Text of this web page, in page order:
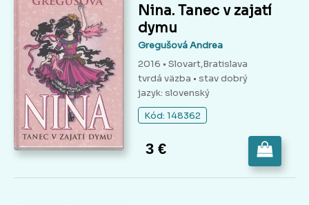
Nina. Tanec v zajatí
dymu
Gregušová Andrea
2016 • Slovart,Bratislava
tvrdá väzba • stav dobrý
jazyk: slovenský
Kód: 148362
3 €